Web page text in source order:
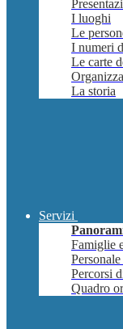
I luoghi
Le
I numeri
Le carte
La storia
Servizi
Famiglie
Percorsi
Quadro